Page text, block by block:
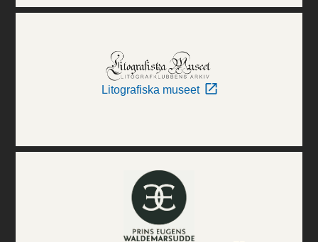
Litografiska museet